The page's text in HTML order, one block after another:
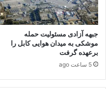
جبهه آزادی مسئولیت حمله
موشکی به میدان هوایی کابل را
برعهده گرفت
5 ساعت ago